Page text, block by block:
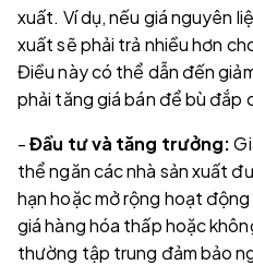
xuất. Ví dụ, nếu giá nguyên
xuất sẽ phải trả nhiều hơn
Điều này có thể dẫn đến
phải tăng giá bán để bù đắp
-Đầu tư và tăng trưởng:
thể ngăn các nhà sản xuất
hạn hoặc mở rộng hoạt
giá hàng hóa thấp hoặc
thường tập trung đảm bảo